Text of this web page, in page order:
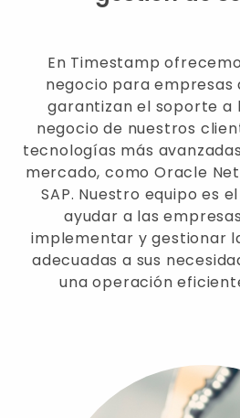
En Timestamp
negocio para empresas
garantizan el soporte a
negocio de nuestros
tecnologías más
mercado, como Oracle
SAP. Nuestro equipo es
ayudar a las
implementar y gestionar
adecuadas a sus
una operación